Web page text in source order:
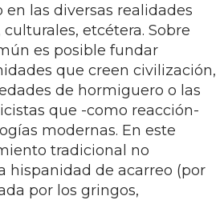
las diversas realidades
etcétera. Sobre
es posible fundar
que creen civilización,
de hormiguero o las
que -como reacción-
modernas. En este
tradicional no
hispanidad de acarreo (por
por los gringos,